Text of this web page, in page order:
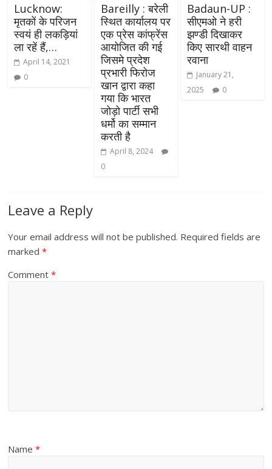
Lucknow:
मृतकों के परिजन
स्वयं ही लकड़ियां
ला रहें हैं,…
April 14, 2021
0
Bareilly : बरेली
स्थित कार्यालय पर
एक प्रेस कांफ्रेंस
आयोजित की गई
जिसमे प्रदेश
प्रभारी फिरोज
खान द्वारा कहा
गया कि भारत
जोड़ो पार्टी सभी
धर्मो का सम्मान
करती है
April 8, 2024
0
Badaun-UP :
सीएमओ ने हरी
झण्डी दिखाकर
किए सारथी वाहन
रवाना
January 21,
2025
0
Leave a Reply
Your email address will not be published. Required fields are
marked*
Comment*
Name*